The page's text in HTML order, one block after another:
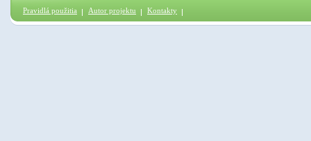
Pravidlá použitia Autor projektu Kontakty